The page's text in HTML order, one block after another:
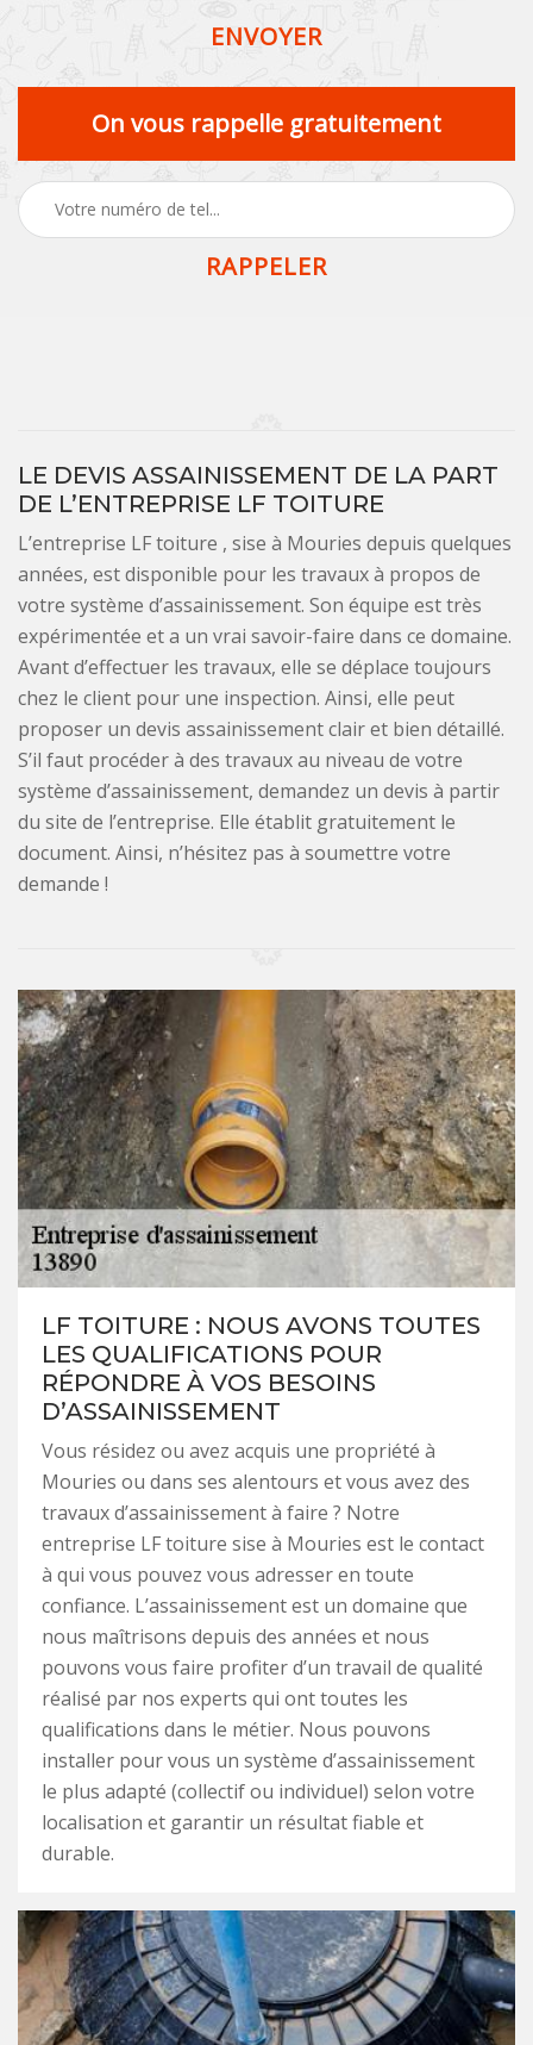
On vous rappelle gratuitement
LE DEVIS ASSAINISSEMENT DE LA PART
DE L’ENTREPRISE LF TOITURE
L’entreprise LF toiture , sise à Mouries depuis quelques
années, est disponible pour les travaux à propos de
votre système d’assainissement. Son équipe est très
expérimentée et a un vrai savoir-faire dans ce domaine.
Avant d’effectuer les travaux, elle se déplace toujours
chez le client pour une inspection. Ainsi, elle peut
proposer un devis assainissement clair et bien détaillé.
S’il faut procéder à des travaux au niveau de votre
système d’assainissement, demandez un devis à partir
du site de l’entreprise. Elle établit gratuitement le
document. Ainsi, n’hésitez pas à soumettre votre
demande !
LF TOITURE : NOUS AVONS TOUTES
LES QUALIFICATIONS POUR
RÉPONDRE À VOS BESOINS
D’ASSAINISSEMENT
Vous résidez ou avez acquis une propriété à
Mouries ou dans ses alentours et vous avez des
travaux d’assainissement à faire ? Notre
entreprise LF toiture sise à Mouries est le contact
à qui vous pouvez vous adresser en toute
confiance. L’assainissement est un domaine que
nous maîtrisons depuis des années et nous
pouvons vous faire profiter d’un travail de qualité
réalisé par nos experts qui ont toutes les
qualifications dans le métier. Nous pouvons
installer pour vous un système d’assainissement
le plus adapté (collectif ou individuel) selon votre
localisation et garantir un résultat fiable et
durable.